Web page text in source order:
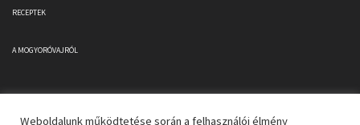
RECEPTEK
A MOGYORÓVAJRÓL
Weboldalunk működtetése során a felhasználói élmény